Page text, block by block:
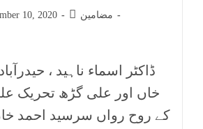
10, 2020
مضامین
ڈاکٹر اسماء ناہید ،
خاں اور علی گڑھ تحریک
کے روح رواں سرسید احمد